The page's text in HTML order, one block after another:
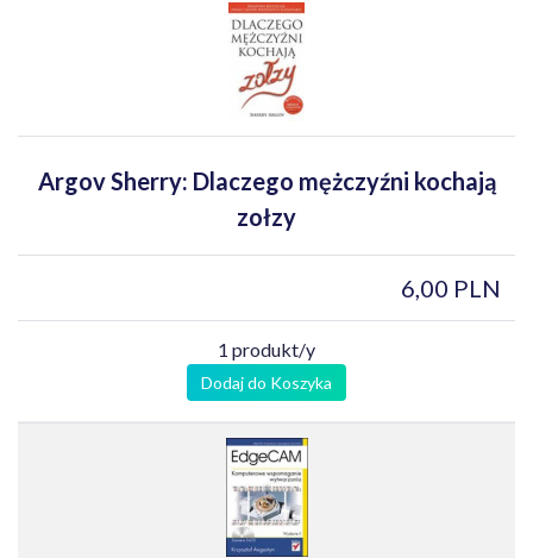
Argov Sherry: Dlaczego mężczyźni kochają
zołzy
6,00 PLN
1 produkt/y
Dodaj do Koszyka